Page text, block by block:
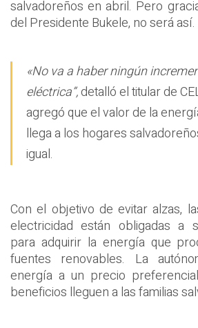
salvadoreños en abril. Pero
del Presidente Bukele, no será así.
«No va a haber ningún
eléctrica”,detalló el titular de
agregó que el valor de la
llega a los hogares
igual.
Con el objetivo de evitar alzas,
electricidad están obligadas a
para adquirir la energía que
fuentes renovables. La
energía a un precio
beneficios lleguen a las familias